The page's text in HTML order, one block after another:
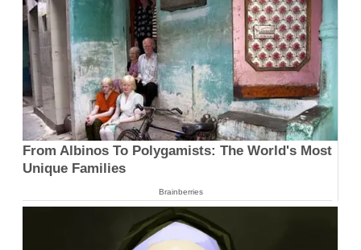
From Albinos To Polygamists: The World's Most
Unique Families
Brainberries